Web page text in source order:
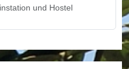
und Hostel